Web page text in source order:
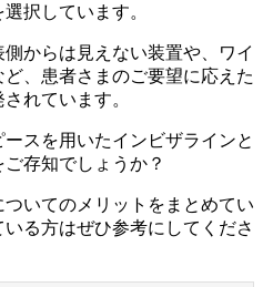
択しています。
からは見えない装置や、ワイ
、患者さまのご要望に応えた
れています。
スを用いたインビザラインと
存知でしょうか？
いてのメリットをまとめてい
る方はぜひ参考にしてくださ